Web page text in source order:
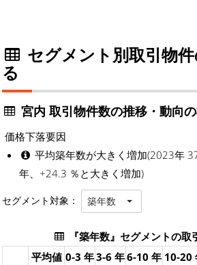
セグメント別取引物
る
宮内 取引物件数の推移・動向
価格下落要因
平均築年数が大きく増加(2023年
年、+24.3 ％と大きく増加)
セグメント対象： 築年数
『築年数』セグメントの取
平均値 0-3 年3-6 年6-10 年 10-20